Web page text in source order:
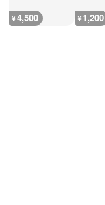
¥4,500 ¥1,200